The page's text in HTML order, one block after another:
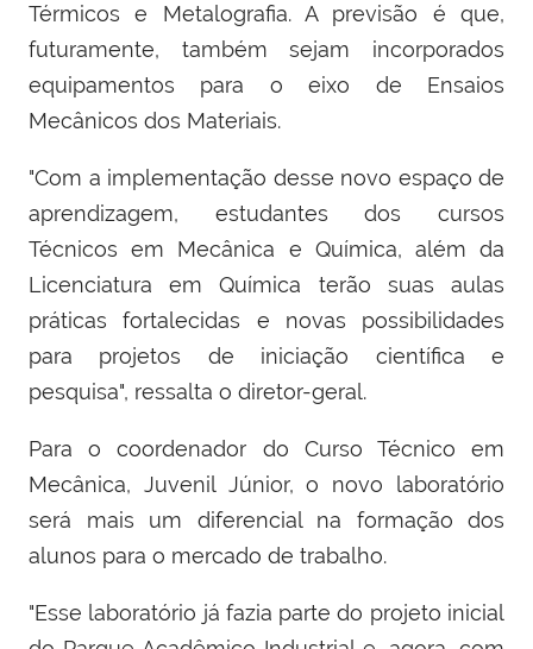
Térmicos e Metalografia. A previsão é que,
futuramente, também sejam incorporados
equipamentos para o eixo de Ensaios
Mecânicos dos Materiais.
"Com a implementação desse novo espaço de
aprendizagem, estudantes dos cursos
Técnicos em Mecânica e Química, além da
Licenciatura em Química terão suas aulas
práticas fortalecidas e novas possibilidades
para projetos de iniciação científica e
pesquisa", ressalta o diretor-geral.
Para o coordenador do Curso Técnico em
Mecânica, Juvenil Júnior, o novo laboratório
será mais um diferencial na formação dos
alunos para o mercado de trabalho.
"Esse laboratório já fazia parte do projeto inicial